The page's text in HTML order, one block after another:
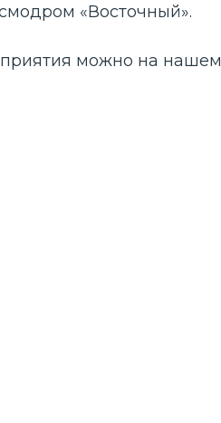
«Восточный».
можно на нашем